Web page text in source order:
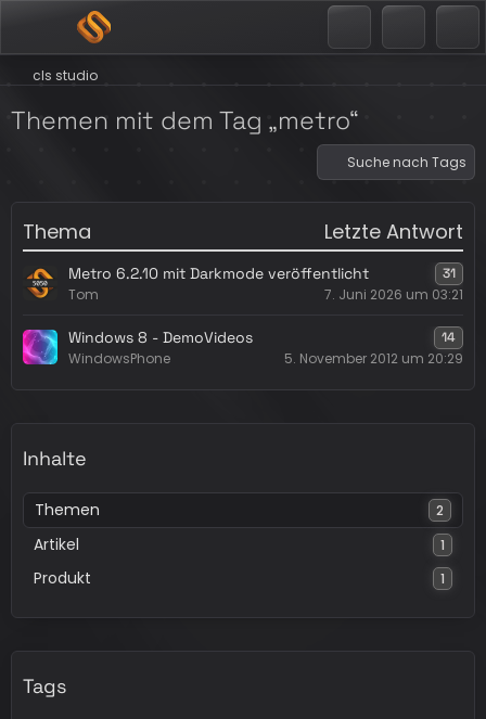
cls studio
Themen mit dem Tag „metro“
Suche nach Tags
Thema Letzte Antwort
Metro 6.2.10 mit Darkmode veröffentlicht 31
Tom 7. Juni 2026 um 03:21
Windows 8 - DemoVideos 14
WindowsPhone 5. November 2012 um 20:29
Inhalte
Themen 2
Artikel 1
Produkt 1
Tags